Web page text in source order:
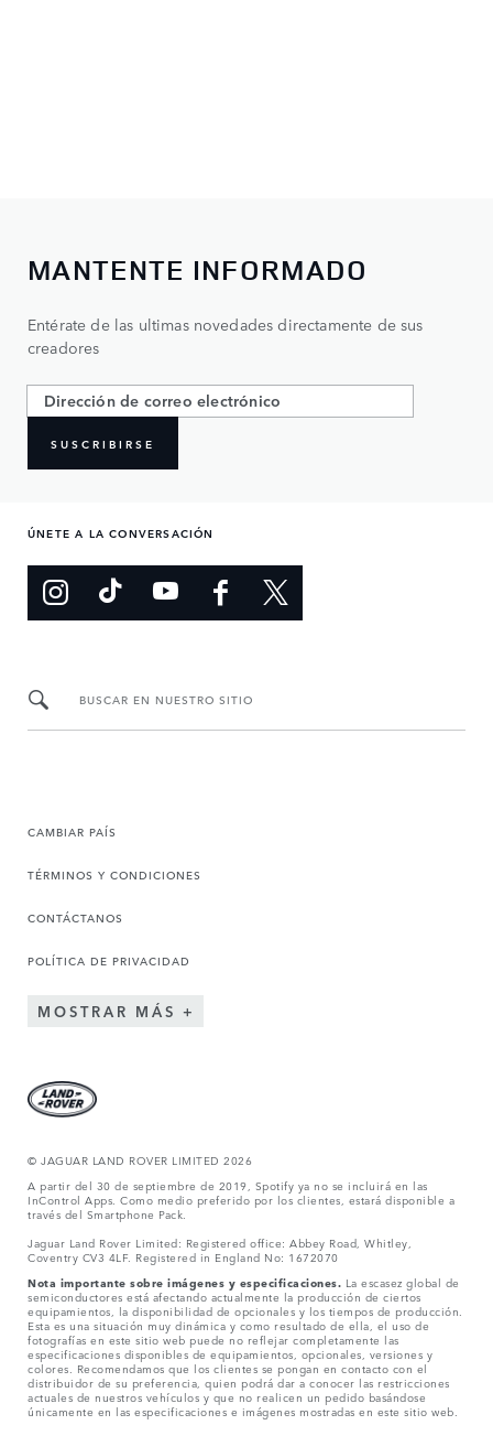
MANTENTE INFORMADO
Entérate de las ultimas novedades directamente de sus
creadores
SUSCRIBIRSE
ÚNETE A LA CONVERSACIÓN
BUSCAR EN NUESTRO SITIO
CAMBIAR PAÍS
TÉRMINOS Y CONDICIONES
CONTÁCTANOS
POLÍTICA DE PRIVACIDAD
MOSTRAR MÁS
© JAGUAR LAND ROVER LIMITED 2026
A partir del 30 de septiembre de 2019, Spotify ya no se incluirá en las
InControl Apps. Como medio preferido por los clientes, estará disponible a
través del Smartphone Pack.
Jaguar Land Rover Limited: Registered office: Abbey Road, Whitley,
Coventry CV3 4LF. Registered in England No: 1672070
Nota importante sobre imágenes y especificaciones. La escasez global de
semiconductores está afectando actualmente la producción de ciertos
equipamientos, la disponibilidad de opcionales y los tiempos de producción.
Esta es una situación muy dinámica y como resultado de ella, el uso de
fotografías en este sitio web puede no reflejar completamente las
especificaciones disponibles de equipamientos, opcionales, versiones y
colores. Recomendamos que los clientes se pongan en contacto con el
distribuidor de su preferencia, quien podrá dar a conocer las restricciones
actuales de nuestros vehículos y que no realicen un pedido basándose
únicamente en las especificaciones e imágenes mostradas en este sitio web.